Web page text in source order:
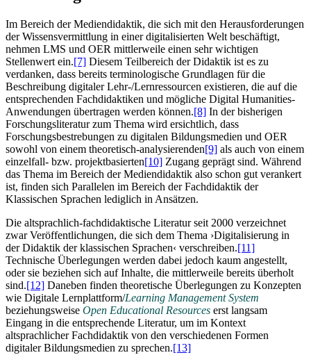
Im Bereich der Mediendidaktik, die sich mit den Herausforderungen
der Wissensvermittlung in einer digitalisierten Welt beschäftigt,
nehmen LMS und OER mittlerweile einen sehr wichtigen
Stellenwert ein.[7] Diesem Teilbereich der Didaktik ist es zu
verdanken, dass bereits terminologische Grundlagen für die
Beschreibung digitaler Lehr-/Lernressourcen existieren, die auf die
entsprechenden Fachdidaktiken und mögliche Digital Humanities-
Anwendungen übertragen werden können.[8] In der bisherigen
Forschungsliteratur zum Thema wird ersichtlich, dass
Forschungsbestrebungen zu digitalen Bildungsmedien und OER
sowohl von einem theoretisch-analysierenden[9] als auch von einem
einzelfall- bzw. projektbasierten[10] Zugang geprägt sind. Während
das Thema im Bereich der Mediendidaktik also schon gut verankert
ist, finden sich Parallelen im Bereich der Fachdidaktik der
Klassischen Sprachen lediglich in Ansätzen.
Die altsprachlich-fachdidaktische Literatur seit 2000 verzeichnet
zwar Veröffentlichungen, die sich dem Thema ›Digitalisierung in
der Didaktik der klassischen Sprachen‹ verschreiben.[11]
Technische Überlegungen werden dabei jedoch kaum angestellt,
oder sie beziehen sich auf Inhalte, die mittlerweile bereits überholt
sind.[12] Daneben finden theoretische Überlegungen zu Konzepten
wie Digitale Lernplattform/Learning Management System
beziehungsweise Open Educational Resources erst langsam
Eingang in die entsprechende Literatur, um im Kontext
altsprachlicher Fachdidaktik von den verschiedenen Formen
digitaler Bildungsmedien zu sprechen.[13]